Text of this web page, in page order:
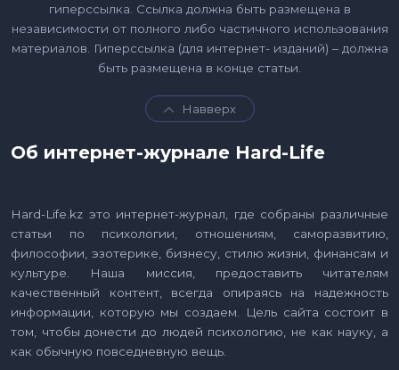
гиперссылка. Ссылка должна быть размещена в
независимости от полного либо частичного использования
материалов. Гиперссылка (для интернет- изданий) – должна
быть размещена в конце статьи.
Навверх
Об интернет-журнале Hard-Life
Hard-Life.kz это интернет-журнал, где собраны различные
статьи по психологии, отношениям, саморазвитию,
философии, эзотерике, бизнесу, стилю жизни, финансам и
культуре. Наша миссия, предоставить читателям
качественный контент, всегда опираясь на надежность
информации, которую мы создаем. Цель сайта состоит в
том, чтобы донести до людей психологию, не как науку, а
как обычную повседневную вещь.